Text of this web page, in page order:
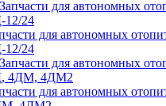
для автономных
12/24
для автономных